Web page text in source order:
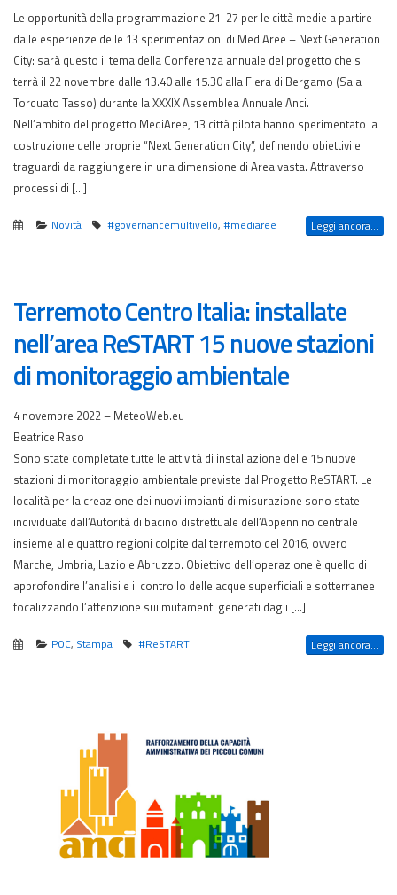
Le opportunità della programmazione 21-27 per le città medie a partire
dalle esperienze delle 13 sperimentazioni di MediAree – Next Generation
City: sarà questo il tema della Conferenza annuale del progetto che si
terrà il 22 novembre dalle 13.40 alle 15.30 alla Fiera di Bergamo (Sala
Torquato Tasso) durante la XXXIX Assemblea Annuale Anci.
Nell’ambito del progetto MediAree, 13 città pilota hanno sperimentato la
costruzione delle proprie “Next Generation City”, definendo obiettivi e
traguardi da raggiungere in una dimensione di Area vasta. Attraverso
processi di […]
Novità #governancemultivello,#mediaree Leggi ancora...
Terremoto Centro Italia: installate
nell’area ReSTART 15 nuove stazioni
di monitoraggio ambientale
4 novembre 2022 – MeteoWeb.eu
Beatrice Raso
Sono state completate tutte le attività di installazione delle 15 nuove
stazioni di monitoraggio ambientale previste dal Progetto ReSTART. Le
località per la creazione dei nuovi impianti di misurazione sono state
individuate dall’Autorità di bacino distrettuale dell’Appennino centrale
insieme alle quattro regioni colpite dal terremoto del 2016, ovvero
Marche, Umbria, Lazio e Abruzzo. Obiettivo dell’operazione è quello di
approfondire l’analisi e il controllo delle acque superficiali e sotterranee
focalizzando l’attenzione sui mutamenti generati dagli […]
POC, Stampa #ReSTART Leggi ancora...